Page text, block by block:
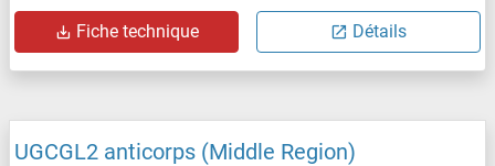
Fiche technique Détails
UGCGL2 anticorps (Middle Region)